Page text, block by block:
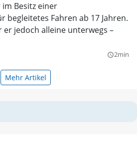
Besitz einer
begleitetes Fahren ab 17 Jahren.
er jedoch alleine unterwegs –
query_builder2min
Mehr Artikel